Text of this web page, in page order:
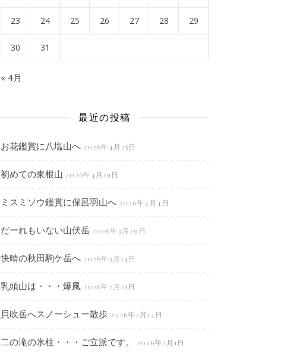
23 24 25 26 27 28 29
30 31
« 4月
最近の投稿
お花鑑賞に八塩山へ 2026年4月25日
初めての東根山 2026年4月19日
ミスミソウ鑑賞に保呂羽山へ 2026年4月4日
だーれもいない山伏岳 2026年3月29日
快晴の秋田駒ケ岳へ 2026年3月14日
乳頭山は・・・爆風 2026年2月21日
貝吹岳へスノーシュー散歩 2026年2月14日
二の滝の氷柱・・・ご立派です。 2026年2月1日